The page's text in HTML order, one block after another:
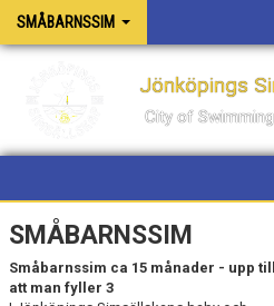
SMÅBARNSSIM
Jönköpings
City of Swimming
SMÅBARNSSIM
ALLMÄNNA VILLKOR & AVGIFTER
SMÅBARNSSIM
Småbarnssim ca 15 månader - upp till
att man fyller 3